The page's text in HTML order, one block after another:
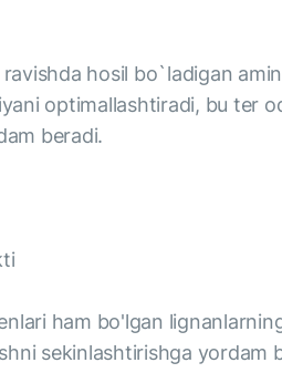
hosil bo`ladigan
optimallashtiradi, bu ter
beradi.
ham bo'lgan
sekinlashtirishga yordam